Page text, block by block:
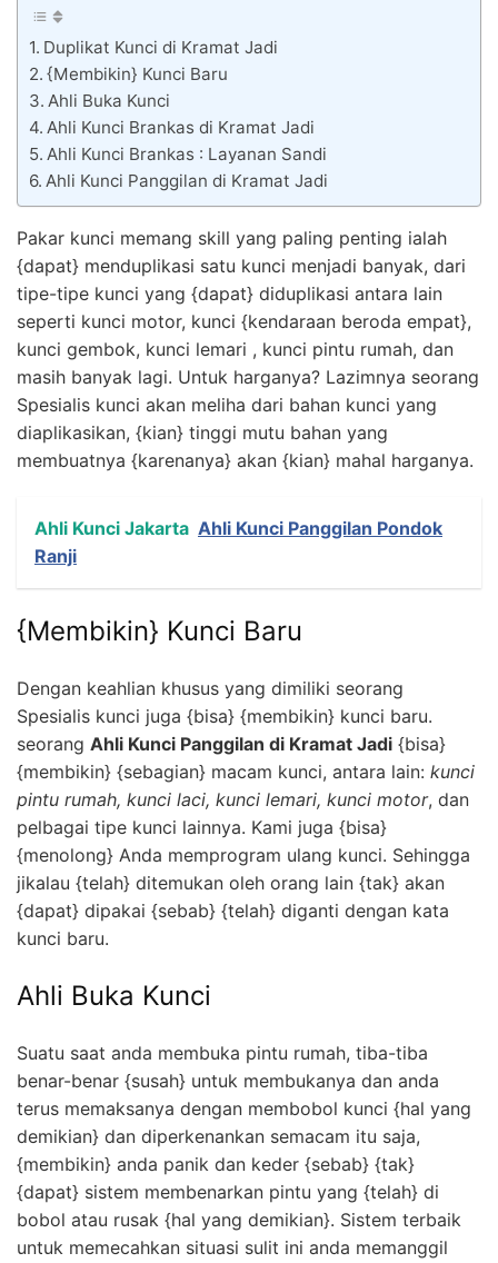
Duplikat Kunci di Kramat Jadi
{Membikin} Kunci Baru
Ahli Buka Kunci
Ahli Kunci Brankas di Kramat Jadi
Ahli Kunci Brankas : Layanan Sandi
Ahli Kunci Panggilan di Kramat Jadi
Pakar kunci memang skill yang paling penting ialah
{dapat} menduplikasi satu kunci menjadi banyak, dari
tipe-tipe kunci yang {dapat} diduplikasi antara lain
seperti kunci motor, kunci {kendaraan beroda empat},
kunci gembok, kunci lemari , kunci pintu rumah, dan
masih banyak lagi. Untuk harganya? Lazimnya seorang
Spesialis kunci akan meliha dari bahan kunci yang
diaplikasikan, {kian} tinggi mutu bahan yang
membuatnya {karenanya} akan {kian} mahal harganya.
Ahli Kunci Jakarta Ahli Kunci Panggilan Pondok
Ranji
{Membikin} Kunci Baru
Dengan keahlian khusus yang dimiliki seorang
Spesialis kunci juga {bisa} {membikin} kunci baru.
seorang Ahli Kunci Panggilan di Kramat Jadi {bisa}
{membikin} {sebagian} macam kunci, antara lain: kunci
pintu rumah, kunci laci, kunci lemari, kunci motor, dan
pelbagai tipe kunci lainnya. Kami juga {bisa}
{menolong} Anda memprogram ulang kunci. Sehingga
jikalau {telah} ditemukan oleh orang lain {tak} akan
{dapat} dipakai {sebab} {telah} diganti dengan kata
kunci baru.
Ahli Buka Kunci
Suatu saat anda membuka pintu rumah, tiba-tiba
benar-benar {susah} untuk membukanya dan anda
terus memaksanya dengan membobol kunci {hal yang
demikian} dan diperkenankan semacam itu saja,
{membikin} anda panik dan keder {sebab} {tak}
{dapat} sistem membenarkan pintu yang {telah} di
bobol atau rusak {hal yang demikian}. Sistem terbaik
untuk memecahkan situasi sulit ini anda memanggil